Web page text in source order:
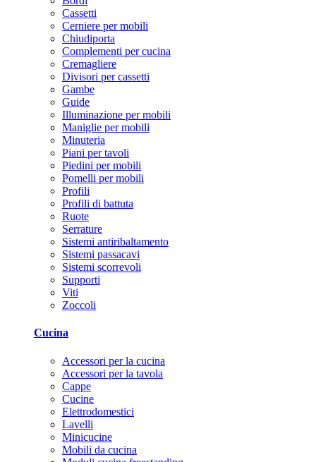
Cassetti
Cerniere per mobili
Chiudiporta
Complementi per cucina
Cremagliere
Divisori per cassetti
Gambe
Guide
Illuminazione per mobili
Maniglie per mobili
Minuteria
Piani per tavoli
Piedini per mobili
Pomelli per mobili
Profili
Profili di battuta
Ruote
Serrature
Sistemi antiribaltamento
Sistemi passacavi
Sistemi scorrevoli
Supporti
Viti
Zoccoli
Cucina
Accessori per la cucina
Accessori per la tavola
Cappe
Cucine
Elettrodomestici
Lavelli
Minicucine
Mobili da cucina